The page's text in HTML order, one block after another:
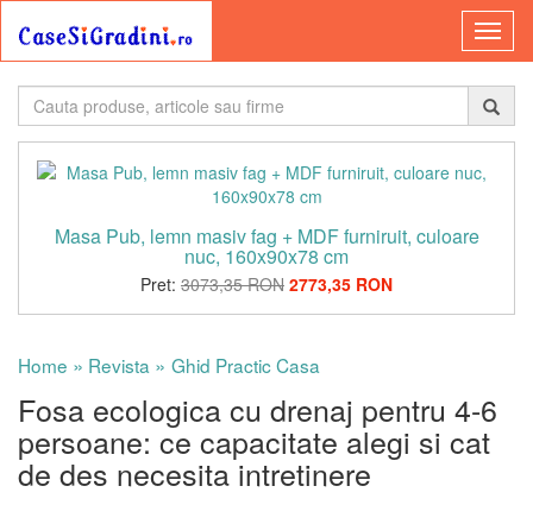
Masa Pub, lemn masiv fag + MDF furniruit, culoare
nuc, 160x90x78 cm
Pret: 3073,35 RON 2773,35 RON
Home » Revista » Ghid Practic Casa
Fosa ecologica cu drenaj pentru 4-6
persoane: ce capacitate alegi si cat
de des necesita intretinere